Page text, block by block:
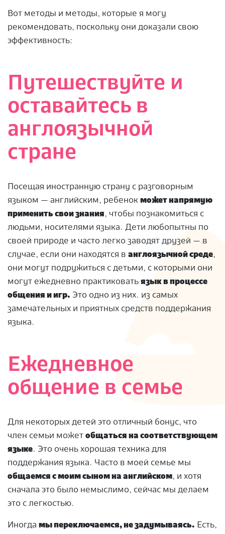
Вот методы и методы, которые я могу
рекомендовать, поскольку они доказали свою
эффективность:
Путешествуйте и
оставайтесь в
англоязычной
стране
Посещая иностранную страну с разговорным
языком — английским, ребенок может напрямую
применить свои знания, чтобы познакомиться с
людьми, носителями языка. Дети любопытны по
своей природе и часто легко заводят друзей — в
случае, если они находятся в англоязычной среде,
они могут подружиться с детьми, с которыми они
могут ежедневно практиковать язык в процессе
общения и игр. Это одно из них. из самых
замечательных и приятных средств поддержания
языка.
Ежедневное
общение в семье
Для некоторых детей это отличный бонус, что
член семьи может общаться на соответствующем
языке. Это очень хорошая техника для
поддержания языка. Часто в моей семье мы
общаемся с моим сыном на английском, и хотя
сначала это было немыслимо, сейчас мы делаем
это с легкостью.
Иногда мы переключаемся, не задумываясь. Есть,